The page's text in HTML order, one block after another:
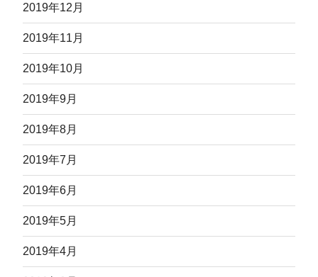
2019年12月
2019年11月
2019年10月
2019年9月
2019年8月
2019年7月
2019年6月
2019年5月
2019年4月